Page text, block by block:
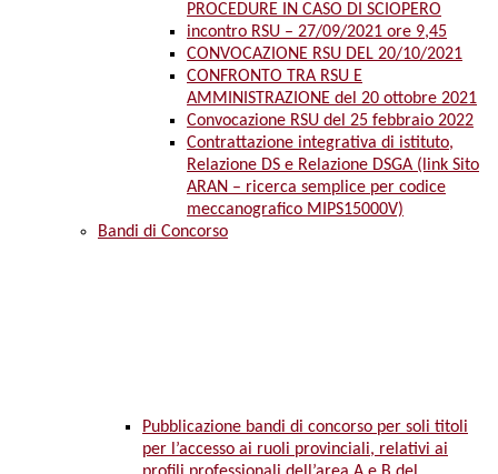
PROCEDURE IN CASO DI SCIOPERO
incontro RSU – 27/09/2021 ore 9,45
CONVOCAZIONE RSU DEL 20/10/2021
CONFRONTO TRA RSU E
AMMINISTRAZIONE del 20 ottobre 2021
Convocazione RSU del 25 febbraio 2022
Contrattazione integrativa di istituto,
Relazione DS e Relazione DSGA (link Sito
ARAN – ricerca semplice per codice
meccanografico MIPS15000V)
Bandi di Concorso
Pubblicazione bandi di concorso per soli titoli
per l’accesso ai ruoli provinciali, relativi ai